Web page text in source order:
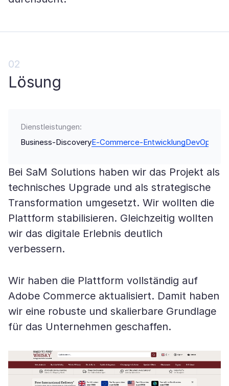
02
Lösung
Dienstleistungen:
Business-DiscoveryE-Commerce-EntwicklungDevOps-
Bei SaM Solutions haben wir das Projekt als
technisches Upgrade und als strategische
Transformation umgesetzt. Wir wollten die
Plattform stabilisieren. Gleichzeitig wollten
wir das digitale Erlebnis deutlich
verbessern.
Wir haben die Plattform vollständig auf
Adobe Commerce aktualisiert. Damit haben
wir eine robuste und skalierbare Grundlage
für das Unternehmen geschaffen.